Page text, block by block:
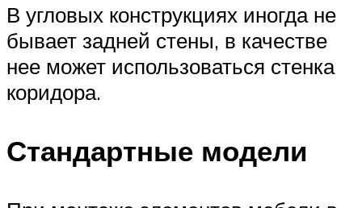
В угловых конструкциях иногда не
бывает задней стены, в качестве
нее может использоваться стенка
коридора.
Стандартные модели